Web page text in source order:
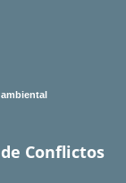
Conflictos